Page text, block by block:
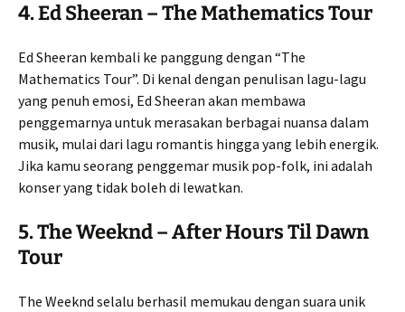
4.Ed Sheeran – The Mathematics Tour
Ed Sheeran kembali ke panggung dengan “The
Mathematics Tour”. Di kenal dengan penulisan lagu-lagu
yang penuh emosi, Ed Sheeran akan membawa
penggemarnya untuk merasakan berbagai nuansa dalam
musik, mulai dari lagu romantis hingga yang lebih energik.
Jika kamu seorang penggemar musik pop-folk, ini adalah
konser yang tidak boleh di lewatkan.
5.The Weeknd – After Hours Til Dawn
Tour
The Weeknd selalu berhasil memukau dengan suara unik